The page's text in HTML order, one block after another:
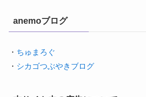
anemoブログ
・ ちゅまろぐ
・ シカゴつぶやきブログ